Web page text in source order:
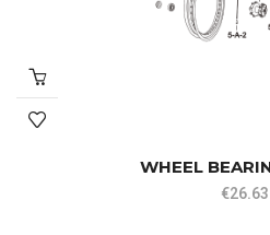
WHEEL
€26.63